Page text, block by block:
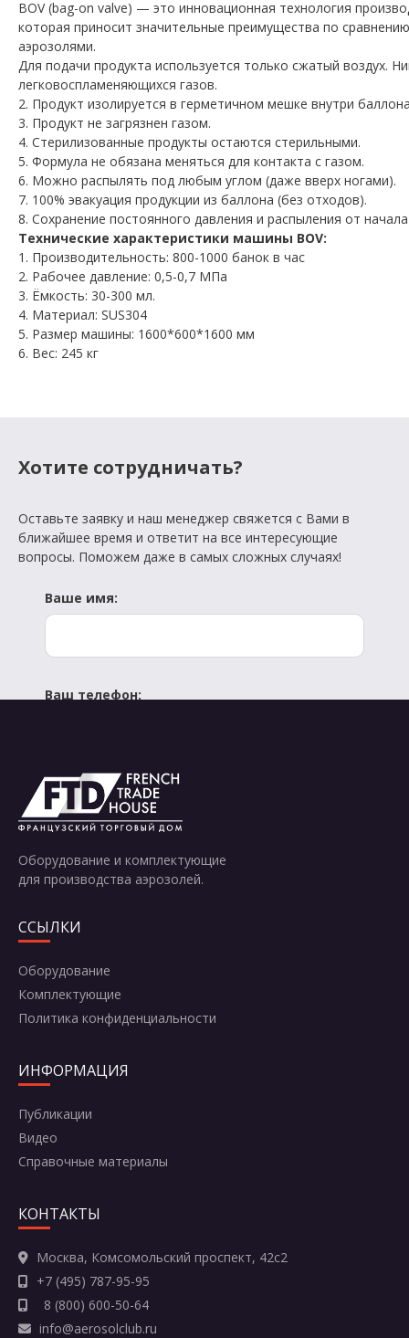
BOV (bag-on valve) — это инновационная технология
которая приносит значительные преимущества по сравнению
аэрозолями.
Для подачи продукта используется только сжатый воздух.
легковоспламеняющихся газов.
2. Продукт изолируется в герметичном мешке внутри
3. Продукт не загрязнен газом.
4. Стерилизованные продукты остаются стерильными.
5. Формула не обязана меняться для контакта с газом.
6. Можно распылять под любым углом (даже вверх ногами).
7. 100% эвакуация продукции из баллона (без отходов).
8. Сохранение постоянного давления и распыления от начала
Технические характеристики машины BOV:
1 . Производительность: 800-1000 банок в час
2. Рабочее давление: 0,5-0,7 МПа
3. Ёмкость: 30-300 мл.
4. Материал: SUS304
5. Размер машины: 1600*600*1600 мм
6. Вес: 245 кг
Хотите сотрудничать?
Оставьте заявку и наш менеджер свяжется с Вами в
ближайшее время и ответит на все интересующие
вопросы. Поможем даже в самых сложных случаях!
Ваше имя:
Ваш телефон:
Отправить
Оборудование и комплектующие
для производства аэрозолей.
ССЫЛКИ
Оборудование
Комплектующие
Политика конфиденциальности
ИНФОРМАЦИЯ
Публикации
Видео
Справочные материалы
КОНТАКТЫ
Москва, Комсомольский проспект, 42с2
+7 (495) 787-95-95
8 (800) 600-50-64
info@aerosolclub.ru